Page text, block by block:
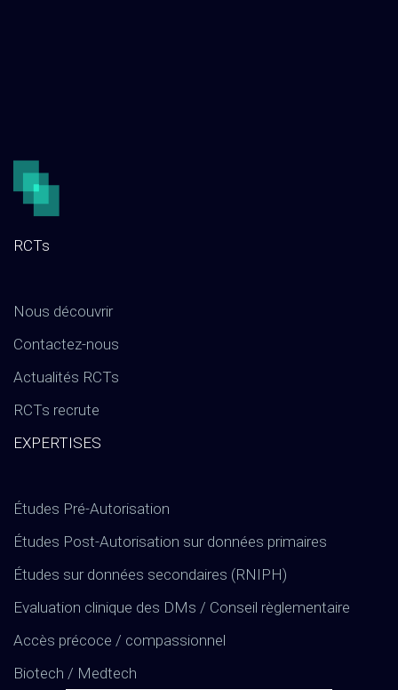
RCTs
Nous découvrir
Contactez-nous
Actualités RCTs
RCTs recrute
EXPERTISES
Études Pré-Autorisation
Études Post-Autorisation sur données primaires
Études sur données secondaires (RNIPH)
Evaluation clinique des DMs / Conseil règlementaire
Accès précoce / compassionnel
Biotech / Medtech